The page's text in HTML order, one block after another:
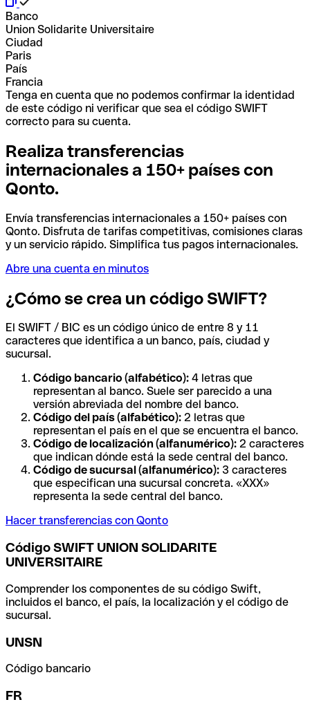
Banco
Union Solidarite Universitaire
Ciudad
Paris
País
Francia
Tenga en cuenta que no podemos confirmar la identidad
de este código ni verificar que sea el código SWIFT
correcto para su cuenta.
Realiza transferencias
internacionales a 150+ países con
Qonto.
Envía transferencias internacionales a 150+ países con
Qonto. Disfruta de tarifas competitivas, comisiones claras
y un servicio rápido. Simplifica tus pagos internacionales.
Abre una cuenta en minutos
¿Cómo se crea un código SWIFT?
El SWIFT / BIC es un código único de entre 8 y 11
caracteres que identifica a un banco, país, ciudad y
sucursal.
Código bancario (alfabético): 4 letras que
representan al banco. Suele ser parecido a una
versión abreviada del nombre del banco.
Código del país (alfabético): 2 letras que
representan el país en el que se encuentra el banco.
Código de localización (alfanumérico): 2 caracteres
que indican dónde está la sede central del banco.
Código de sucursal (alfanumérico): 3 caracteres
que especifican una sucursal concreta. «XXX»
representa la sede central del banco.
Hacer transferencias con Qonto
Código SWIFT UNION SOLIDARITE
UNIVERSITAIRE
Comprender los componentes de su código Swift,
incluidos el banco, el país, la localización y el código de
sucursal.
UNSN
Código bancario
FR